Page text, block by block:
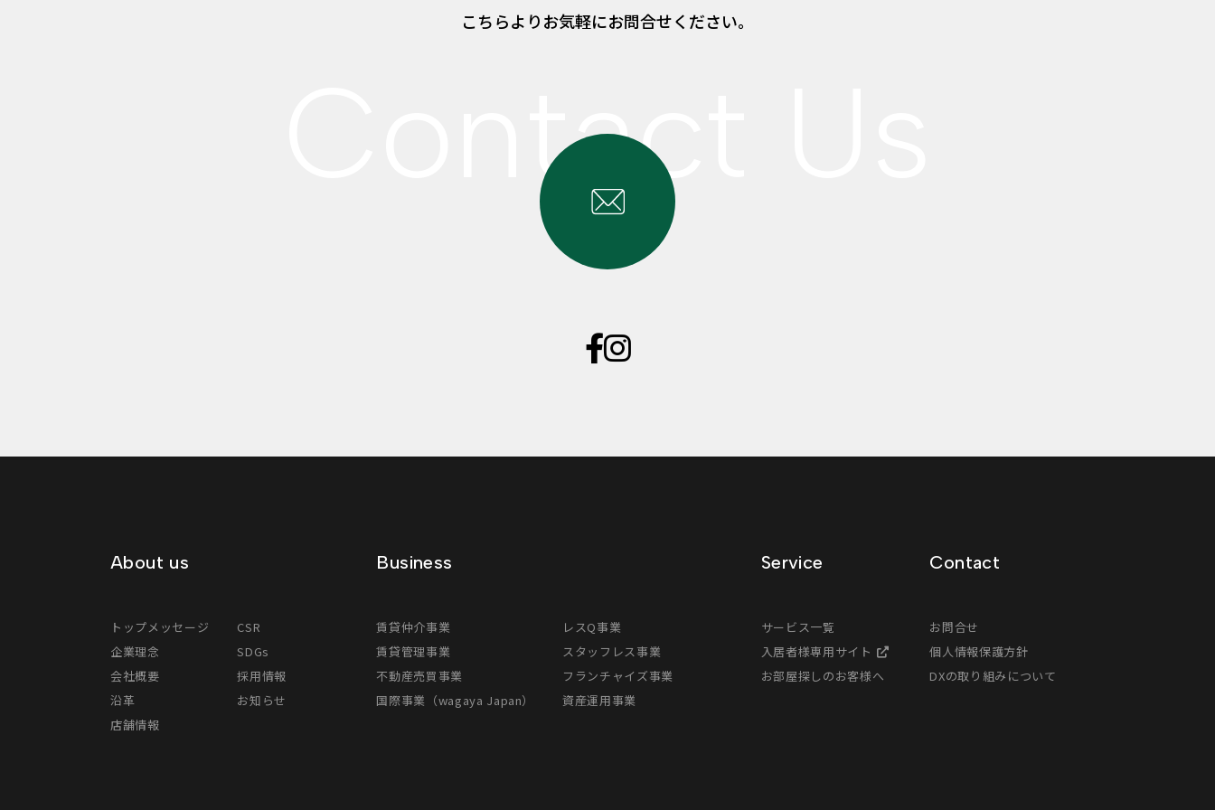
こちらよりお気軽にお問合せください。
About us
トップメッセージ
企業理念
会社概要
沿革
店舗情報
CSR
SDGs
採用情報
お知らせ
Business
賃貸仲介事業
賃貸管理事業
不動産売買事業
国際事業（wagaya Japan）
レスQ事業
スタッフレス事業
フランチャイズ事業
資産運用事業
Service
サービス一覧
入居者様専用サイト
お部屋探しのお客様へ
Contact
お問合せ
個人情報保護方針
DXの取り組みについて